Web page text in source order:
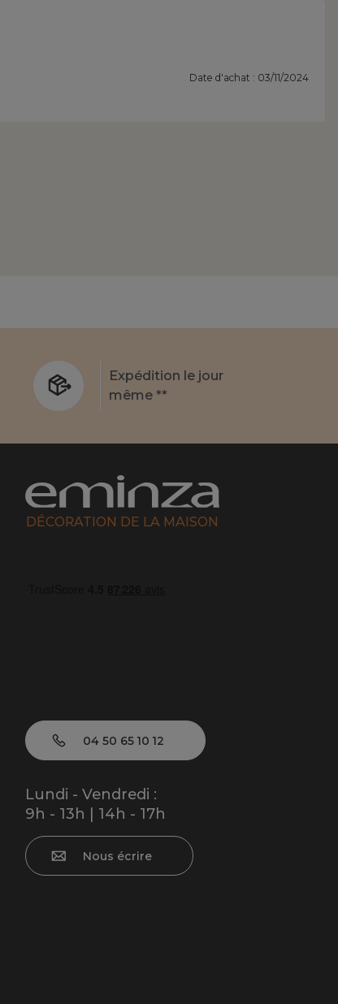
Date d'achat : 03/11/2024
Expédition le jour
même **
DÉCORATION DE LA MAISON
04 50 65 10 12
Lundi - Vendredi :
9h - 13h | 14h - 17h
Nous écrire